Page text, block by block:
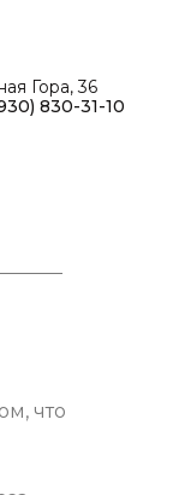
Гора, 36
830-31-10
что